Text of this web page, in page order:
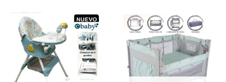
precio
original
era:
S/199.00.
El
precio
actual
es:
S/129.00.
El
precio
original
era:
S/499.00.
El
precio
actual
es:
S/